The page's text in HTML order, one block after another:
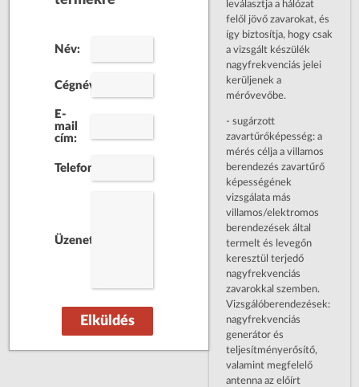
Név:
Cégnév:
E-
mail
cím:
Telefonszám:
Üzenet:
Elküldés
leválasztja a hálózat
felől jövő zavarokat, és
így biztosítja, hogy csak
a vizsgált készülék
nagyfrekvenciás jelei
kerüljenek a
mérővevőbe.
- sugárzott
zavartűrőképesség: a
mérés célja a villamos
berendezés zavartűrő
képességének
vizsgálata más
villamos/elektromos
berendezések által
termelt és levegőn
keresztül terjedő
nagyfrekvenciás
zavarokkal szemben.
Vizsgálóberendezések:
nagyfrekvenciás
generátor és
teljesítményerősítő,
valamint megfelelő
antenna az előírt